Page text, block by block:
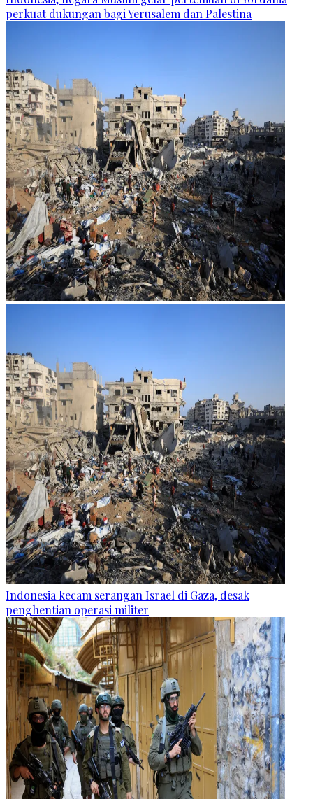
perkuat dukungan bagi Yerusalem dan Palestina
Indonesia kecam serangan Israel di Gaza, desak
penghentian operasi militer